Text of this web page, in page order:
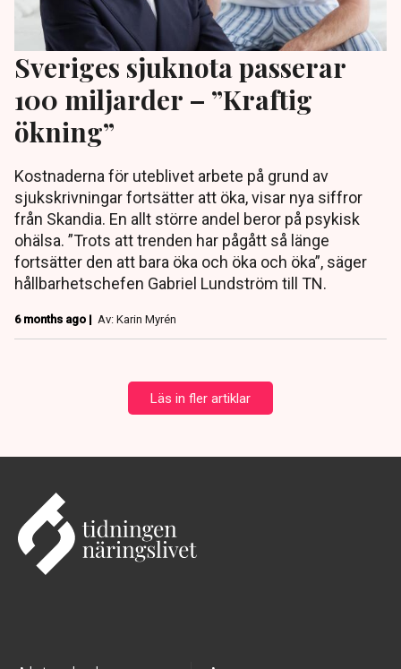
Sveriges sjuknota passerar
100 miljarder – ”Kraftig
ökning”
Kostnaderna för uteblivet arbete på grund av
sjukskrivningar fortsätter att öka, visar nya siffror
från Skandia. En allt större andel beror på psykisk
ohälsa. ”Trots att trenden har pågått så länge
fortsätter den att bara öka och öka och öka”, säger
hållbarhetschefen Gabriel Lundström till TN.
6 months ago | Av: Karin Myrén
Läs in fler artiklar